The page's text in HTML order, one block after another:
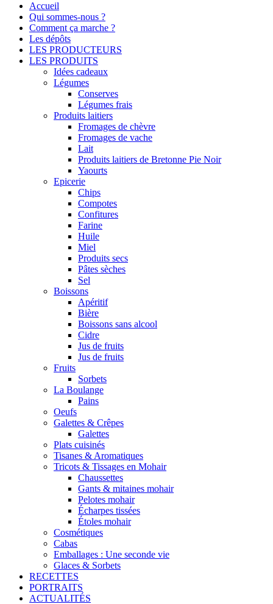
Accueil
Qui sommes-nous ?
Comment ça marche ?
Les dépôts
LES PRODUCTEURS
LES PRODUITS
Idées cadeaux
Légumes
Conserves
Légumes frais
Produits laitiers
Fromages de chèvre
Fromages de vache
Lait
Produits laitiers de Bretonne Pie Noir
Yaourts
Epicerie
Chips
Compotes
Confitures
Farine
Huile
Miel
Produits secs
Pâtes sèches
Sel
Boissons
Apéritif
Bière
Boissons sans alcool
Cidre
Jus de fruits
Jus de fruits
Fruits
Sorbets
La Boulange
Pains
Oeufs
Galettes & Crêpes
Galettes
Plats cuisinés
Tisanes & Aromatiques
Tricots & Tissages en Mohair
Chaussettes
Gants & mitaines mohair
Pelotes mohair
Écharpes tissées
Étoles mohair
Cosmétiques
Cabas
Emballages : Une seconde vie
Glaces & Sorbets
RECETTES
PORTRAITS
ACTUALITÉS